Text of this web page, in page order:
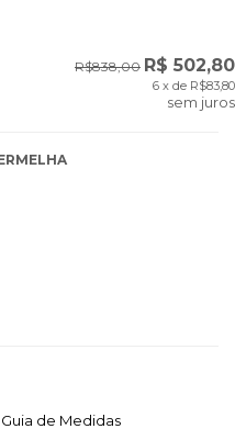
R$838,00 R$ 502,80
6 x de R$83,80
sem juros
Guia de Medidas